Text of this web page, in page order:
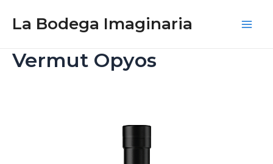
La Bodega Imaginaria
Vermut Opyos